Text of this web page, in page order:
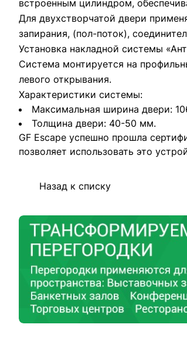
встроенным цилиндром,
Для двухстворчатой двери
запирания, (пол-поток),
Установка накладной системы
Система монтируется на
левого открывания.
Характеристики системы:
Максимальная ширина двери:
Толщина двери: 40-50 мм.
GF Escape успешно прошла
позволяет использовать это
Назад к списку